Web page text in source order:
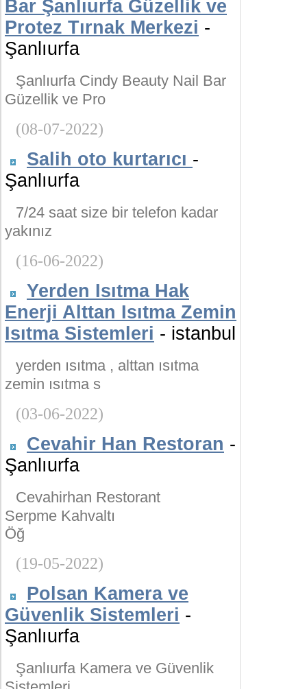
Bar Şanlıurfa Güzellik ve
Protez Tırnak Merkezi -
Şanlıurfa
Şanlıurfa Cindy Beauty Nail Bar
Güzellik ve Pro
(08-07-2022)
Salih oto kurtarıcı -
Şanlıurfa
7/24 saat size bir telefon kadar
yakınız
(16-06-2022)
Yerden Isıtma Hak
Enerji Alttan Isıtma Zemin
Isıtma Sistemleri - istanbul
yerden ısıtma , alttan ısıtma
zemin ısıtma s
(03-06-2022)
Cevahir Han Restoran -
Şanlıurfa
Cevahirhan Restorant
Serpme Kahvaltı
Öğ
(19-05-2022)
Polsan Kamera ve
Güvenlik Sistemleri -
Şanlıurfa
Şanlıurfa Kamera ve Güvenlik